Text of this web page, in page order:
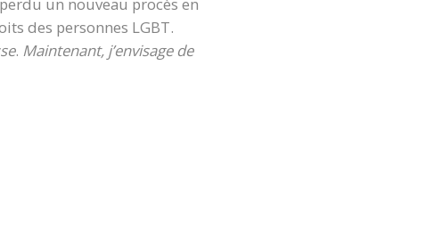
des personnes LGBT.
. Maintenant, j’envisage de